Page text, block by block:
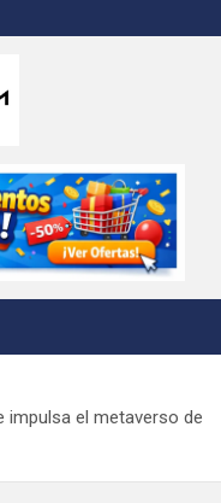
impulsa el metaverso de